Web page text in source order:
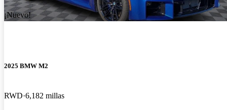
¡Nuevo!
2025 BMW M2
RWD 6,182 millas